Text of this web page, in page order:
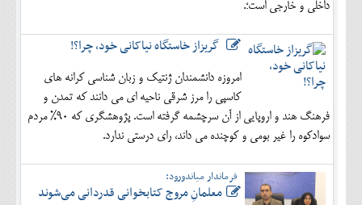
داخلی و خارجی است؛.
گریزاز خاستگاه نیاکانی خود، چرا؟!
امروزه دانشمندان ژنتیک و زبان شناسی کرانه های
کاسپی را مرز شرقی ناحیه ای می دانند که تمدن و
فرهنگ هند و اروپایی از آن سرچشمه گرفته است. پژوهشگری که 90% مردم
سوادکوه را غیر بومی و کوچنده می داند، رای درستی ندارد.
فرماندار میاندورود:
معلمانِ مروج کتابخوانی قدردانی می‌شوند